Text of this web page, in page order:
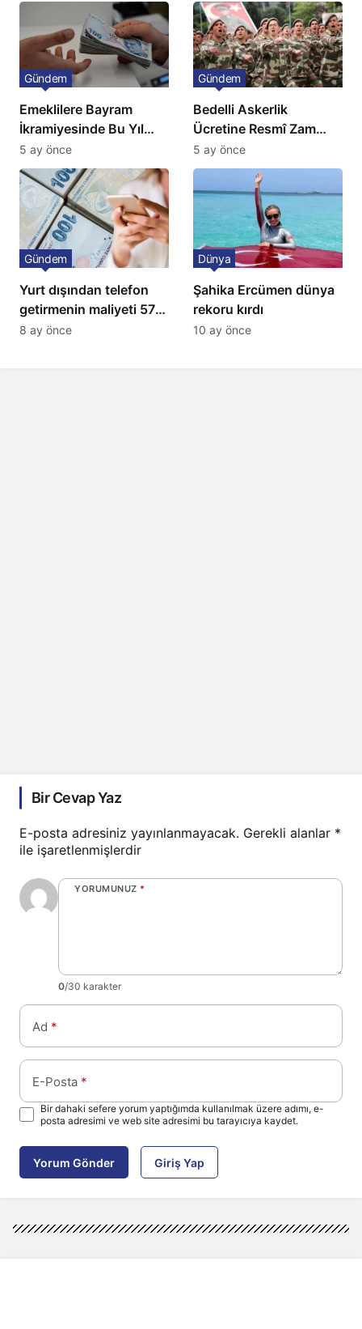
Emeklilere Bayram
İkramiyesinde Bu Yıl
Artış Gelmeyecek
Gündem
5 ay önce
Bedelli Askerlik
Ücretine Resmî Zam
Geliyor
Gündem
5 ay önce
Yurt dışından telefon
getirmenin maliyeti 57
bin lira oldu
Gündem
8 ay önce
Şahika Ercümen dünya
rekoru kırdı
Dünya
10 ay önce
Bir Cevap Yaz
E-posta adresiniz yayınlanmayacak. Gerekli alanlar *
ile işaretlenmişlerdir
YORUMUNUZ *
0/30 karakter
Ad *
E-Posta *
Bir dahaki sefere yorum yaptığımda kullanılmak üzere adımı, e-
posta adresimi ve web site adresimi bu tarayıcıya kaydet.
Yorum Gönder Giriş Yap